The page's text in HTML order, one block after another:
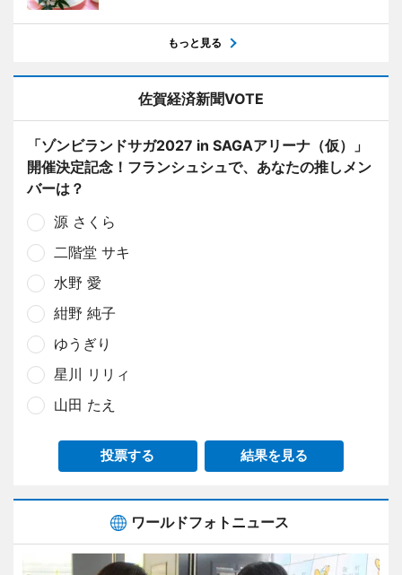
もっと見る
佐賀経済新聞VOTE
「ゾンビランドサガ2027 in SAGAアリーナ（仮）」
開催決定記念！フランシュシュで、あなたの推しメン
バーは？
源 さくら
二階堂 サキ
水野 愛
紺野 純子
ゆうぎり
星川 リリィ
山田 たえ
投票する 結果を見る
ワールドフォトニュース